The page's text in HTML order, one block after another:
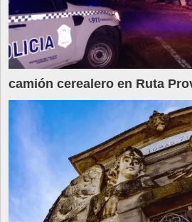
camión cerealero en Ruta